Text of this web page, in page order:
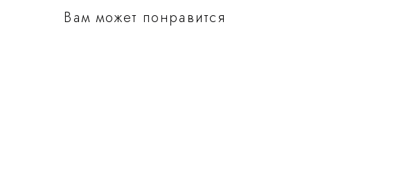
Вам может понравится